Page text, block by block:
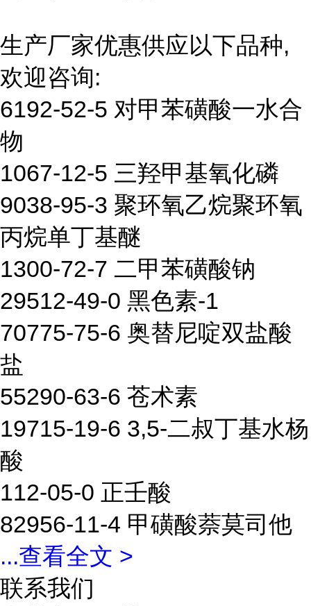
生产厂家优惠供应以下品种,
欢迎咨询:
6192-52-5 对甲苯磺酸一水合
物
1067-12-5 三羟甲基氧化磷
9038-95-3 聚环氧乙烷聚环氧
丙烷单丁基醚
1300-72-7 二甲苯磺酸钠
29512-49-0 黑色素-1
70775-75-6 奥替尼啶双盐酸
盐
55290-63-6 苍术素
19715-19-6 3,5-二叔丁基水杨
酸
112-05-0 正壬酸
82956-11-4 甲磺酸萘莫司他
...查看全文 >
联系我们